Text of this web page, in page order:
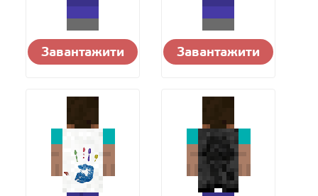
Завантажити Завантажити